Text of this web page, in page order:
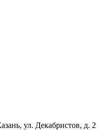
ул. Декабристов, д. 2